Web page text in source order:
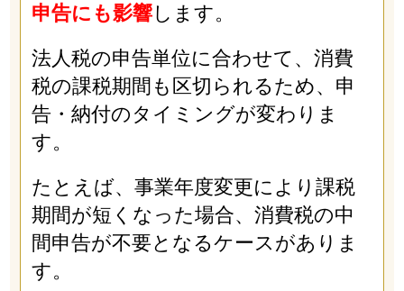
申告にも影響します。
法人税の申告単位に合わせて、消費
税の課税期間も区切られるため、申
告・納付のタイミングが変わりま
す。
たとえば、事業年度変更により課税
期間が短くなった場合、消費税の中
間申告が不要となるケースがありま
す。